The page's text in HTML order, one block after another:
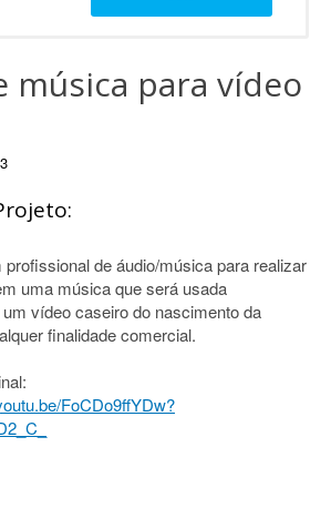
música para vídeo
de áudio/música para realizar
uma música que será usada
vídeo caseiro do nascimento da
finalidade comercial.
FoCDo9ffYDw?